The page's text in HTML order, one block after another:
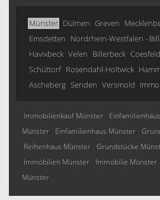
Münster Dülmen Greven
Emsdetten Nordrhein-Westfalen -
Havixbeck Velen Billerbeck Coesfeld
Schüttorf Rosendahl-Holtwick
Ascheberg Senden Versmold
Immobilienkauf Münster
Münster
Einfamilienhaus Münster
Reihenhaus Münster Grundstücke
Immobilien Münster
Immobilie Münster
Münster